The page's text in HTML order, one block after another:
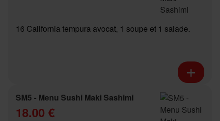
16 California tempura avocat, 1 soupe et 1 salade.
SM5 - Menu Sushi Maki Sashimi
18.00 €